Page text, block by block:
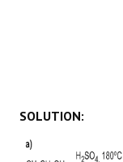
SOLUTION: